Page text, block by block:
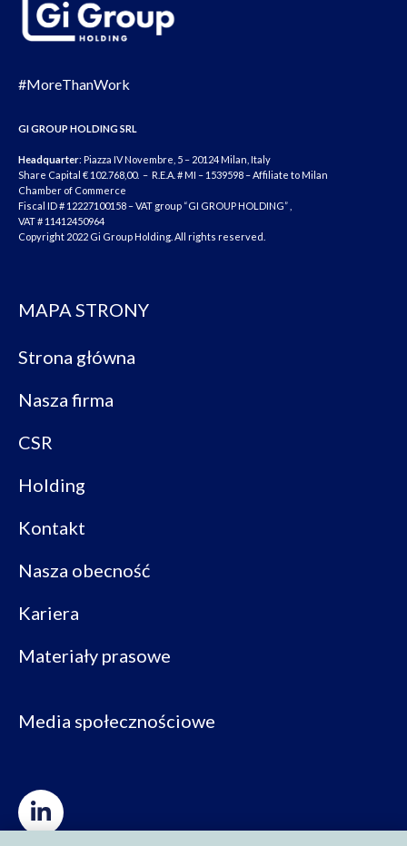
#MoreThanWork
GI GROUP HOLDING SRL
Headquarter: Piazza IV Novembre, 5 – 20124 Milan, Italy
Share Capital € 102.768,00. – R.E.A. # MI – 1539598 – Affiliate to Milan
Chamber of Commerce
Fiscal ID # 12227100158 – VAT group “GI GROUP HOLDING” ,
VAT # 11412450964
Copyright 2022 Gi Group Holding. All rights reserved.
MAPA STRONY
Strona główna
Nasza firma
CSR
Holding
Kontakt
Nasza obecność
Kariera
Materiały prasowe
Media społecznościowe